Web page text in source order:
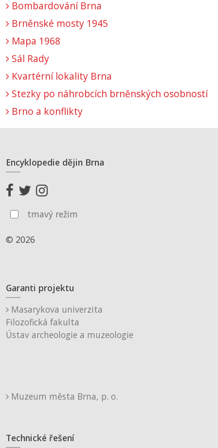
Bombardování Brna
Brněnské mosty 1945
Mapa 1968
Sál Rady
Kvartérní lokality Brna
Stezky po náhrobcích brněnských osobností
Brno a konflikty
Encyklopedie dějin Brna
tmavý režim
© 2026
Garanti projektu
Masarykova univerzita
Filozofická fakulta
Ústav archeologie a muzeologie
Muzeum města Brna, p. o.
Technické řešení